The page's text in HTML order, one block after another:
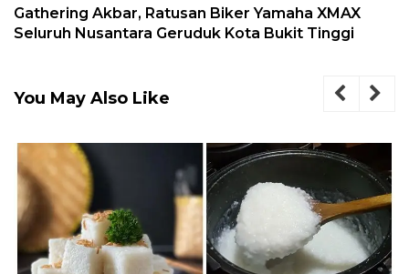
Gathering Akbar, Ratusan Biker Yamaha XMAX
Seluruh Nusantara Geruduk Kota Bukit Tinggi
You May Also Like